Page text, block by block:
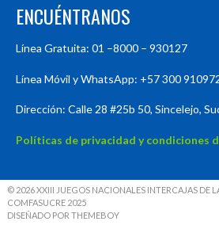
ENCUÉNTRANOS
Línea Gratuita: 01 –8000 – 930127
Línea Móvil y WhatsApp: +57 300
Dirección: Calle 28 #25b 50, Sincelejo,
Políticas de privacidad y condiciones
© 2026 XXIII JUEGOS NACIONALES INTERCAJAS DE
COMFASUCRE 2025
DISEÑADO POR THEMEBOY